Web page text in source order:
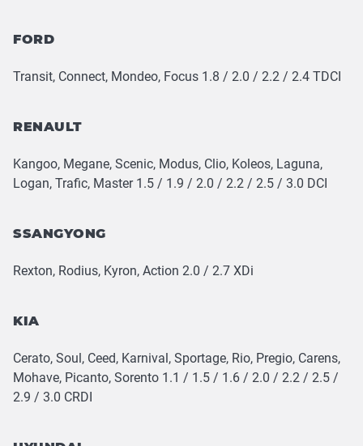
FORD
Transit, Connect, Mondeo, Focus 1.8 / 2.0 / 2.2 / 2.4 TDCI
RENAULT
Kangoo, Megane, Scenic, Modus, Clio, Koleos, Laguna,
Logan, Trafic, Master 1.5 / 1.9 / 2.0 / 2.2 / 2.5 / 3.0 DCI
SSANGYONG
Rexton, Rodius, Kyron, Action 2.0 / 2.7 XDi
KIA
Cerato, Soul, Ceed, Karnival, Sportage, Rio, Pregio, Carens,
Mohave, Picanto, Sorento 1.1 / 1.5 / 1.6 / 2.0 / 2.2 / 2.5 /
2.9 / 3.0 CRDI